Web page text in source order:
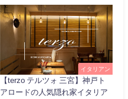
イタリアン
【terzo テルツォ 三宮】神戸ト
アロードの人気隠れ家イタリア